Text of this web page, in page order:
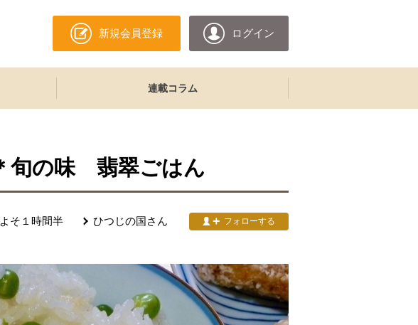
新規会員登録 ログイン
連載コラム
旬の味 翡翠ごはん
そ１時間半 ひつじの国さん フォローする